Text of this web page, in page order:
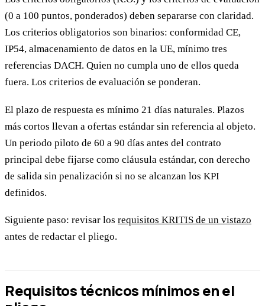
(0 a 100 puntos, ponderados) deben separarse con claridad.
Los criterios obligatorios son binarios: conformidad CE,
IP54, almacenamiento de datos en la UE, mínimo tres
referencias DACH. Quien no cumpla uno de ellos queda
fuera. Los criterios de evaluación se ponderan.
El plazo de respuesta es mínimo 21 días naturales. Plazos
más cortos llevan a ofertas estándar sin referencia al objeto.
Un periodo piloto de 60 a 90 días antes del contrato
principal debe fijarse como cláusula estándar, con derecho
de salida sin penalización si no se alcanzan los KPI
definidos.
Siguiente paso: revisar los requisitos KRITIS de un vistazo
antes de redactar el pliego.
Requisitos técnicos mínimos en el